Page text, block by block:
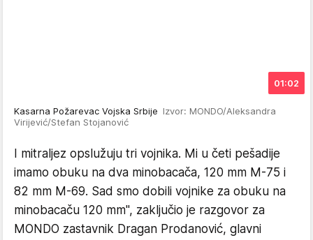
01:02
Kasarna Požarevac Vojska Srbije Izvor: MONDO/Aleksandra
Virijević/Stefan Stojanović
I mitraljez opslužuju tri vojnika. Mi u četi pešadije
imamo obuku na dva minobacača, 120 mm M-75 i
82 mm M-69. Sad smo dobili vojnike za obuku na
minobacaču 120 mm", zaključio je razgovor za
MONDO zastavnik Dragan Prodanović, glavni